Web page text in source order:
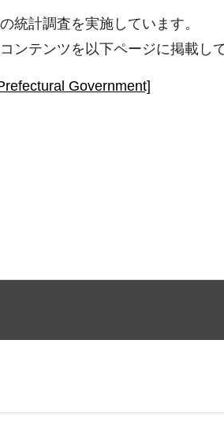
統計調査を実施しています。
テンツを以下ページに掲載し
Government]